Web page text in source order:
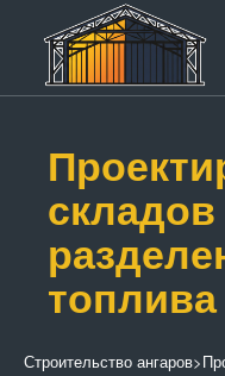
топлива
Строительство ангаров>